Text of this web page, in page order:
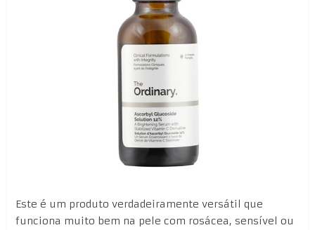
Este é um produto verdadeiramente versátil que
funciona muito bem na pele com rosácea, sensível ou